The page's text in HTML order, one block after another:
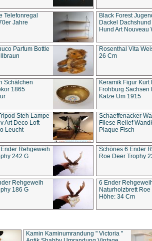
Telefonregal
Jahre
Black Forest
Dackel
Hund Art Nouveau
Parfum Bottle
Rosenthal Vita
26 Cm
Schälchen
1865
Keramik Figur Kurt
Frohburg Sachsen
Katze Um 1915
Steh Lampe
Art Deco Loft
Leucht
Schaeffenacker
Fliese Relief
Plaque Fisch
Rehgeweih
242 G
Schönes 6 Ender
Roe Deer Trophy
Rehgeweih
186 G
6 Ender
Naturholzbrett
Höhe: 34 Cm
Kamin Kaminumrandung " Victoria "